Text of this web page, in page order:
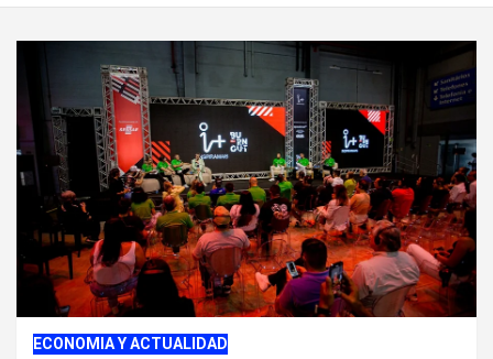
ECONOMIA Y ACTUALIDAD